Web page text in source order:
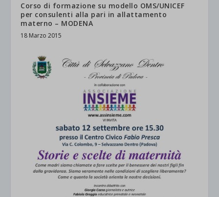
Corso di formazione su modello OMS/UNICEF
per consulenti alla pari in allattamento
materno – MODENA
18 Marzo 2015